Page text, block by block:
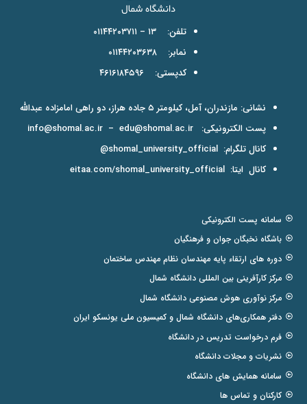
تلفن: ۱۳ – ۰۱۱۴۴۲۰۳۷۱۱
نمابر: ۰۱۱۴۴۲۰۳۶۳۸
کدپستی: ۴۶۱۶۱۸۴۵۹۶
نشانی: مازندران، آمل، کیلومتر ۵ جاده هراز، دو راهی امامزاده عبدالله
پست الکترونیکی:
info@shomal.ac.ir – edu@shomal.ac.ir
کانال تلگرام: shomal_university_official@
کانال ایتا: eitaa.com/shomal_university_official
سامانه پست الکترونیکی
باشگاه نخبگان جوان و فرهنگیان
دوره های ارتقاء پایه مهندسان نظام مهندس ساختمان
مرکز کارآفرینی بین المللی دانشگاه شمال
مرکز نوآوری هوش مصنوعی دانشگاه شمال
دفتر همکاری‌های دانشگاه شمال و کمیسیون ملی یونسکو ایران
فرم درخواست تدریس در دانشگاه
نشریات و مجلات دانشگاه
سامانه همایش های دانشگاه
کارکنان و تماس ها